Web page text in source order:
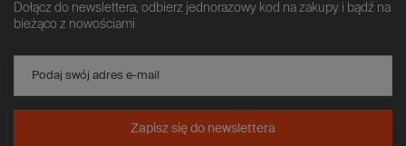
Dołącz do newslettera, odbierz jednorazowy kod na zakupy i bądź na
bieżąco z nowościami
Podaj swój adres e-mail
Zapisz się do newslettera